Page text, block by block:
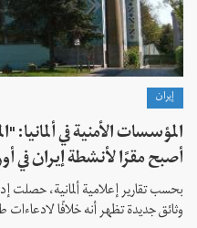
إيران
المؤسسات الأمنية في ألمانيا:
أصبح مقرًا لأنشطة إيران في
بحسب تقارير إعلامية ألمانية، حصلت
وثائق جديدة تظهر أنه خلافًا